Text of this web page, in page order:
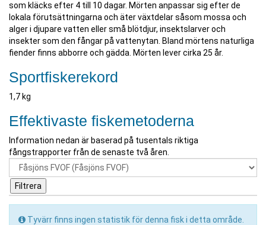
som kläcks efter 4 till 10 dagar. Mörten anpassar sig efter de
lokala förutsättningarna och äter växtdelar såsom mossa och
alger i djupare vatten eller små blötdjur, insektslarver och
insekter som den fångar på vattenytan. Bland mörtens naturliga
fiender finns abborre och gädda. Mörten lever cirka 25 år.
Sportfiskerekord
1,7 kg
Effektivaste fiskemetoderna
Information nedan är baserad på tusentals riktiga
fångstrapporter från de senaste två åren.
Tyvärr finns ingen statistik för denna fisk i detta område.